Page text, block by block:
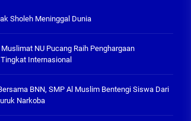
Mantap, MI Muslimat NU
Pucang Raih Penghargaan
Pendidikan Tingkat
Internasional
06/08/2026
Gelar FGD Bersama BNN, SMP Al
Muslim Bentengi Siswa Dari
Sholeh Meninggal Dunia
NU Pucang Raih Penghargaan
Internasional
BNN, SMP Al Muslim Bentengi Siswa Dari
Narkoba